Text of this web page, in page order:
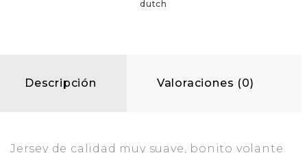
dutch
Descripción Valoraciones (0)
Jersey de calidad muy suave, bonito volante